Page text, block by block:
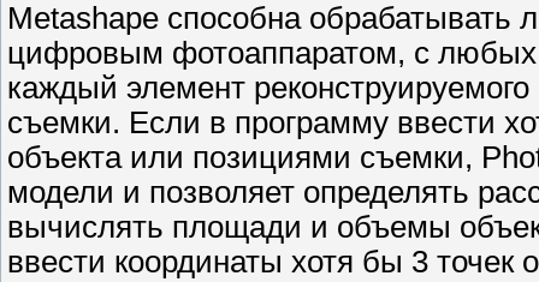
Metashape способна
цифровым фотоаппаратом, с любых
каждый элемент
съемки. Если в программу ввести
объекта или позициями съемки,
модели и позволяет определять
вычислять площади и объемы
ввести координаты хотя бы 3